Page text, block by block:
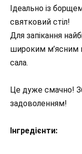
Ідеально із
святковий стіл!
Для запікання
широким
сала.
Це дуже смачно!
задоволенням!
Інгредієнти: